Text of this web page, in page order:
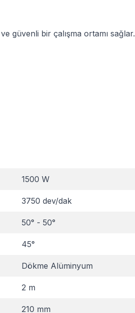
güvenli bir çalışma ortamı sağlar.
1500 W
3750 dev/dak
50° - 50°
45°
Dökme Alüminyum
2 m
210 mm